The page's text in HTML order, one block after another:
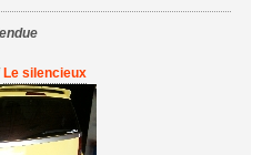
Le silencieux